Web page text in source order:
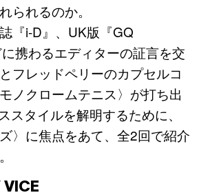
られるのか。
『i-D』、UK版『GQ
携わるエディターの証言を交
フレッドペリーのカプセルコ
ノクロームテニス〉が打ち出
スタイルを解明するために、
ズ〉に焦点をあて、全2回で紹介
VICE